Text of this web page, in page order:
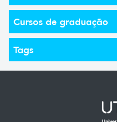
Cursos de graduação
Tags